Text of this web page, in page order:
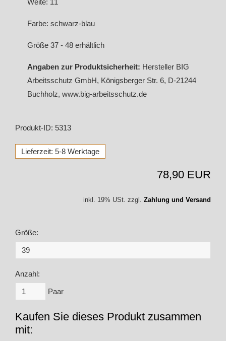
Weite: 11
Farbe: schwarz-blau
Größe 37 - 48 erhältlich
Angaben zur Produktsicherheit: Hersteller BIG
Arbeitsschutz GmbH, Königsberger Str. 6, D-21244
Buchholz, www.big-arbeitsschutz.de
Produkt-ID: 5313
Lieferzeit: 5-8 Werktage
78,90 EUR
inkl. 19% USt. zzgl. Zahlung und Versand
Größe:
Anzahl:
Paar
Kaufen Sie dieses Produkt zusammen
mit: